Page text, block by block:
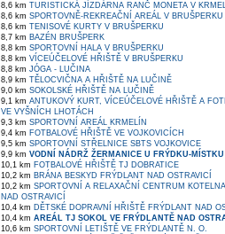
8,6 km TURISTICKÁ JÍZDÁRNA RANČ MONETA V
8,6 km SPORTOVNĚ-REKREAČNÍ AREÁL V BRUŠPERKU
8,6 km TENISOVÉ KURTY V BRUŠPERKU
8,7 km BAZÉN BRUŠPERK
8,8 km SPORTOVNÍ HALA V BRUŠPERKU
8,8 km VÍCEÚČELOVÉ HŘIŠTĚ V BRUŠPERKU
8,8 km JÓGA - LUČINA
8,9 km TĚLOCVIČNA A HŘIŠTĚ NA LUČINĚ
9,0 km SOKOLSKÉ HŘIŠTĚ NA LUČINĚ
9,1 km ANTUKOVÝ KURT, VÍCEÚČELOVÉ HŘIŠTĚ A
VE VYŠNÍCH LHOTÁCH
9,3 km SPORTOVNÍ AREÁL KRMELÍN
9,4 km FOTBALOVÉ HŘIŠTĚ VE VOJKOVICÍCH
9,5 km SPORTOVNÍ STŘELNICE SBTS VOJKOVICE
9,9 km VODNÍ NÁDRŽ ŽERMANICE U FRÝDKU-MÍSTKU
10,1 km FOTBALOVÉ HŘIŠTĚ TJ DOBRATICE
10,2 km BRÁNA BESKYD FRÝDLANT NAD OSTRAVICÍ
10,2 km SPORTOVNÍ A RELAXAČNÍ CENTRUM
NAD OSTRAVICÍ
10,4 km DĚTSKÉ DOPRAVNÍ HŘIŠTĚ FRÝDLANT NAD
10,4 km AREÁL TJ SOKOL VE FRÝDLANTĚ NAD
10,6 km SPORTOVNÍ LETIŠTĚ VE FRÝDLANTĚ N. O.